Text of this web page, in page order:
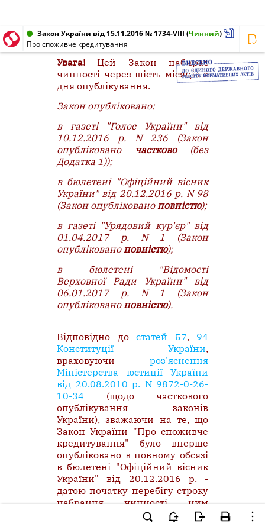
Закон України від 15.11.2016 № 1734-VIII (Чинний)
Про споживче кредитування